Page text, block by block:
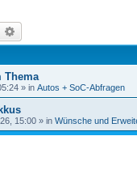
Suche
Thema
» in Autos + SoC-Abfragen
15:00 » in Wünsche und